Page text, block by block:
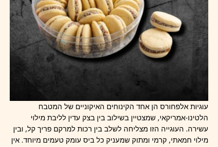
עוגיות אלפחורס הן אחד הקינוחים האיקוניים של המטבח
הלטינו-אמריקאי, שמצטיין בשילוב בין בצק עדין לליבת מילוי
עשירה. העוגייה הזו מצליחה לשלב בין רכות למרקם פריך קל, ובין
מילוי חמאתי, קרמי ומתוק שמעניק כל ביס עומק טעמים מיוחד. אין